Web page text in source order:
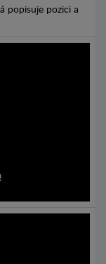
popisuje pozici a